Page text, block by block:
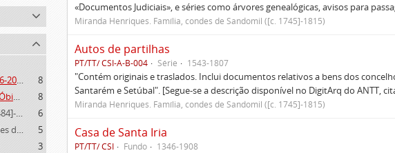
Vasconcelos e Sousa. Família (1946-2006)
8
Mascarenhas. Família, condes de Óbidos, Palma e Sabugal (1669-1910)
8
Miranda Henriques. Família ([c. 1484]-[c.1745])
6
Miranda Henriques. Família, condes de Sandomil ([c. 1745]-1815)
5
3
«Documentos Judiciais», e séries como árvores genealógicas, avisos para
Miranda Henriques. Família, condes de Sandomil ([c. 1745]-1815)
Autos de partilhas
PT/TT/ CSI-A-B-004 Série 1543-1807
"Contém originais e traslados. Inclui documentos relativos a bens dos
Santarém e Setúbal". [Segue-se a descrição disponível no DigitArq do ANTT,
Miranda Henriques. Família, condes de Sandomil ([c. 1745]-1815)
Casa de Santa Iria
PT/TT/ CSI Fundo 1346-1908